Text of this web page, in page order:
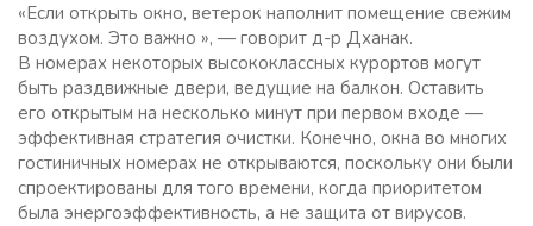
«Если открыть окно, ветерок наполнит помещение свежим
воздухом. Это важно », — говорит д-р Дханак.
В номерах некоторых высококлассных курортов могут
быть раздвижные двери, ведущие на балкон. Оставить
его открытым на несколько минут при первом входе —
эффективная стратегия очистки. Конечно, окна во многих
гостиничных номерах не открываются, поскольку они были
спроектированы для того времени, когда приоритетом
была энергоэффективность, а не защита от вирусов.